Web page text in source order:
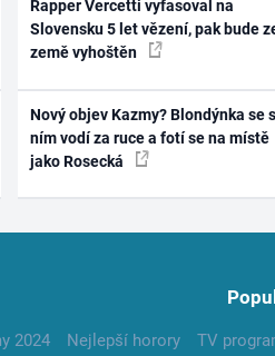
Rapper Vercetti vyfasoval na
Slovensku 5 let vězení, pak bude
země vyhoštěn
Nový objev Kazmy? Blondýnka se s
ním vodí za ruce a fotí se na místě
jako Rosecká
2024 Nejlepší horory TV